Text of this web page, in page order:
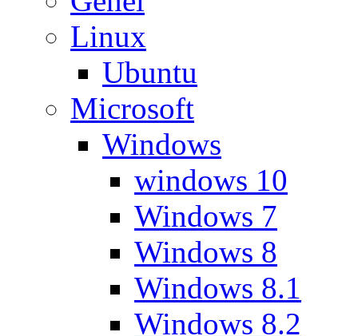
Linux
Ubuntu
Microsoft
Windows
windows 10
Windows 7
Windows 8
Windows 8.1
Windows 8.2